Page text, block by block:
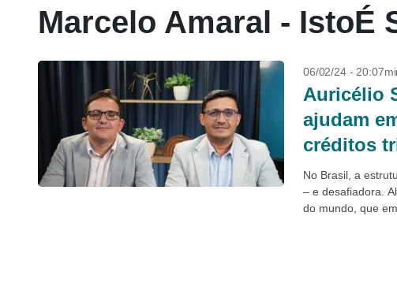
Marcelo Amaral - IstoÉ
06/02/24 -
Auricélio
ajudam
créditos
No Brasil, a
– e desafiadora.
do mundo, que